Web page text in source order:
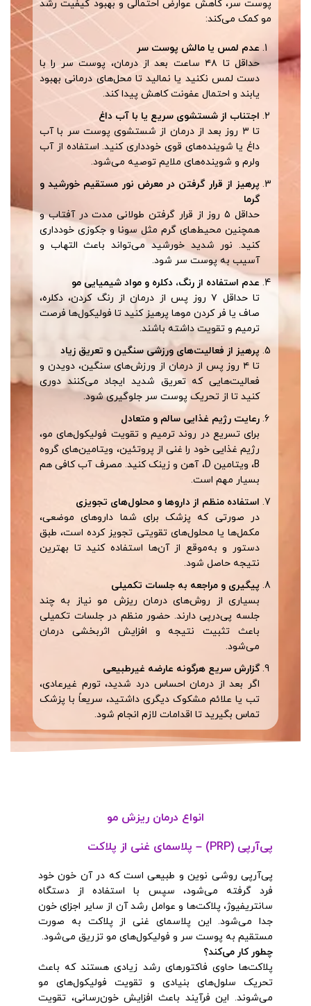
پوست سر، کاهش عوارض احتمالی و بهبود کیفیت رشد
مو کمک می‌کند:
عدم لمس یا مالش پوست سر
حداقل تا ۴۸ ساعت بعد از درمان، پوست سر را با
دست لمس نکنید یا نمالید تا محل‌های درمانی بهبود
یابند و احتمال عفونت کاهش پیدا کند.
اجتناب از شستشوی سریع یا با آب داغ
تا ۳ روز بعد از درمان از شستشوی پوست سر با آب
داغ یا شوینده‌های قوی خودداری کنید. استفاده از آب
ولرم و شوینده‌های ملایم توصیه می‌شود.
پرهیز از قرار گرفتن در معرض نور مستقیم خورشید و
گرما
حداقل ۵ روز از قرار گرفتن طولانی مدت در آفتاب و
همچنین محیط‌های گرم مثل سونا و جکوزی خودداری
کنید. نور شدید خورشید می‌تواند باعث التهاب و
آسیب به پوست سر شود.
عدم استفاده از رنگ، دکلره و مواد شیمیایی مو
تا حداقل ۷ روز پس از درمان از رنگ کردن، دکلره،
صاف یا فر کردن موها پرهیز کنید تا فولیکول‌ها فرصت
ترمیم و تقویت داشته باشند.
پرهیز از فعالیت‌های ورزشی سنگین و تعریق زیاد
تا ۴ روز پس از درمان از ورزش‌های سنگین، دویدن و
فعالیت‌هایی که تعریق شدید ایجاد می‌کنند دوری
کنید تا از تحریک پوست سر جلوگیری شود.
رعایت رژیم غذایی سالم و متعادل
برای تسریع در روند ترمیم و تقویت فولیکول‌های مو،
رژیم غذایی خود را غنی از پروتئین، ویتامین‌های گروه
B، ویتامین D، آهن و زینک کنید. مصرف آب کافی هم
بسیار مهم است.
استفاده منظم از داروها و محلول‌های تجویزی
در صورتی که پزشک برای شما داروهای موضعی،
مکمل‌ها یا محلول‌های تقویتی تجویز کرده است، طبق
دستور و به‌موقع از آن‌ها استفاده کنید تا بهترین
نتیجه حاصل شود.
پیگیری و مراجعه به جلسات تکمیلی
بسیاری از روش‌های درمان ریزش مو نیاز به چند
جلسه پی‌درپی دارند. حضور منظم در جلسات تکمیلی
باعث تثبیت نتیجه و افزایش اثربخشی درمان
می‌شود.
گزارش سریع هرگونه عارضه غیرطبیعی
اگر بعد از درمان احساس درد شدید، تورم غیرعادی،
تب یا علائم مشکوک دیگری داشتید، سریعاً با پزشک
تماس بگیرید تا اقدامات لازم انجام شود.
انواع درمان ریزش مو
پی‌آر‌پی (PRP) – پلاسمای غنی از پلاکت
پی‌آر‌پی روشی نوین و طبیعی است که در آن خون خود
فرد گرفته می‌شود، سپس با استفاده از دستگاه
سانتریفیوژ، پلاکت‌ها و عوامل رشد آن از سایر اجزای خون
جدا می‌شود. این پلاسمای غنی از پلاکت به صورت
مستقیم به پوست سر و فولیکول‌های مو تزریق می‌شود.
چطور کار می‌کند؟
پلاکت‌ها حاوی فاکتورهای رشد زیادی هستند که باعث
تحریک سلول‌های بنیادی و تقویت فولیکول‌های مو
می‌شوند. این فرآیند باعث افزایش خون‌رسانی، تقویت